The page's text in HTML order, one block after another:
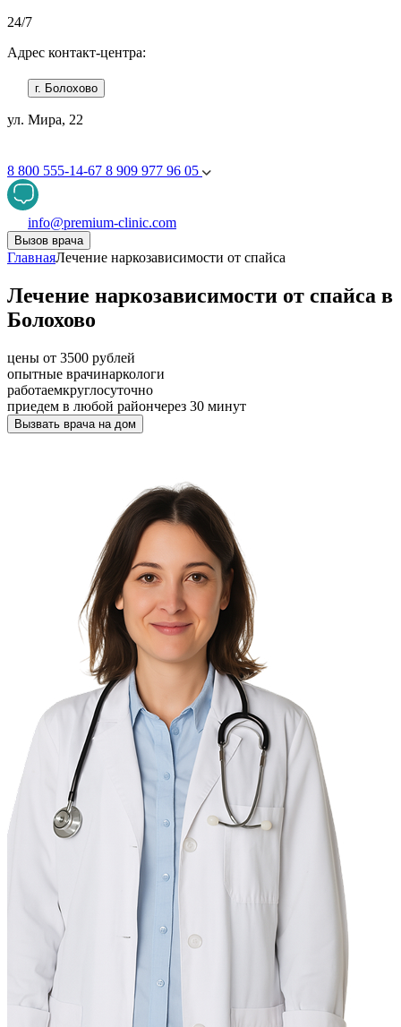
24/7
Адрес контакт-центра:
г. Болохово
ул. Мира, 22
8 800 555-14-67 8 909 977 96 05
info@premium-clinic.com
Вызов врача
ГлавнаяЛечение наркозависимости от спайса
Лечение наркозависимости от спайса в
Болохово
цены от 3500 рублей
опытные врачинаркологи
работаемкруглосуточно
приедем в любой райончерез 30 минут
Вызвать врача на дом